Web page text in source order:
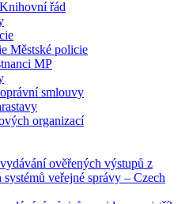
Knihovní řád
Městské policie
MP
smlouvy
organizací
ověřených výstupů z
veřejné správy – Czech